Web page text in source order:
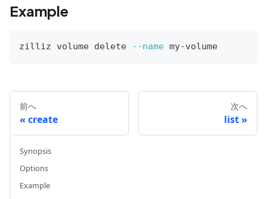
Example
zilliz volume delete --name my-volume
前へ
create
次へ
list
Synopsis
Options
Example